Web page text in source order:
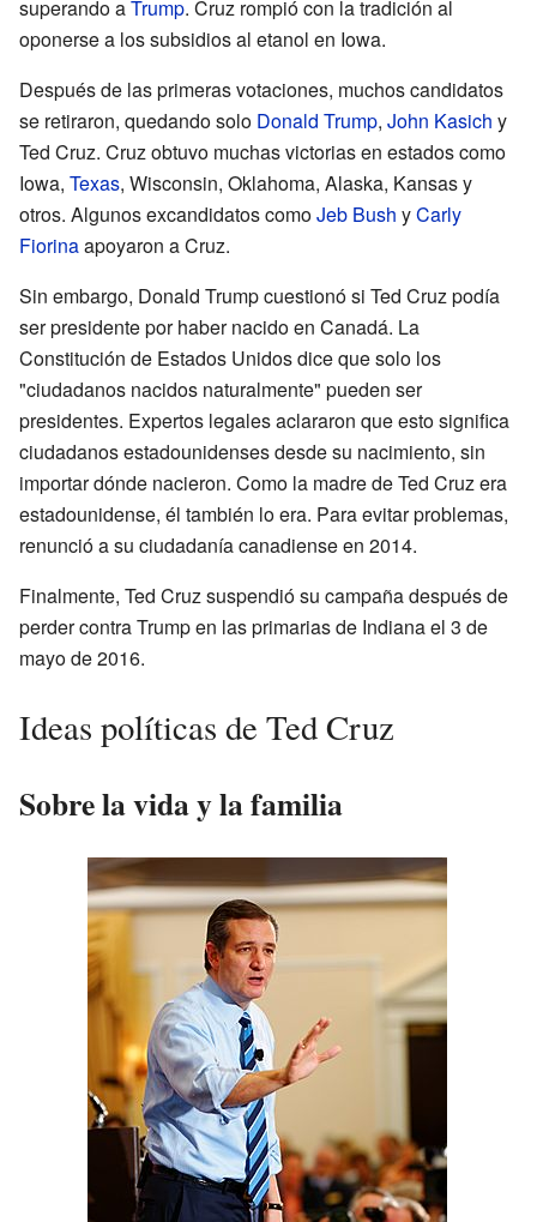
superando aTrump. Cruz rompió con la tradición al
oponerse a los subsidios al etanol en Iowa.
Después de las primeras votaciones, muchos candidatos
se retiraron, quedando solo Donald Trump, John Kasich y
Ted Cruz. Cruz obtuvo muchas victorias en estados como
Iowa, Texas, Wisconsin, Oklahoma, Alaska, Kansas y
otros. Algunos excandidatos comoJeb Bush yCarly
Fiorinaapoyaron a Cruz.
Sin embargo, Donald Trump cuestionó si Ted Cruz podía
ser presidente por haber nacido en Canadá. La
Constitución de Estados Unidos dice que solo los
"ciudadanos nacidos naturalmente" pueden ser
presidentes. Expertos legales aclararon que esto significa
ciudadanos estadounidenses desde su nacimiento, sin
importar dónde nacieron. Como la madre de Ted Cruz era
estadounidense, él también lo era. Para evitar problemas,
renunció a su ciudadanía canadiense en 2014.
Finalmente, Ted Cruz suspendió su campaña después de
perder contra Trump en las primarias de Indiana el 3 de
mayo de 2016.
Ideas políticas de Ted Cruz
Sobre la vida y la familia